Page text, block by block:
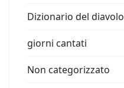
Dizionario del diavolo
giorni cantati
Non categorizzato